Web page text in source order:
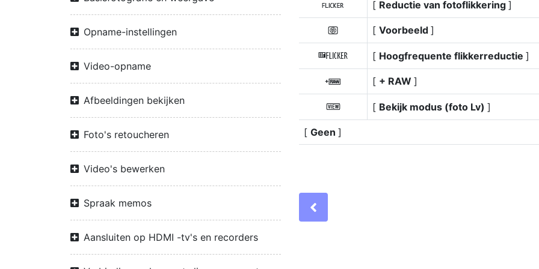
Opname-instellingen
Video-opname
Afbeeldingen bekijken
Foto's retoucheren
Video's bewerken
Spraak memos
Aansluiten op HDMI -tv's en recorders
a [ Reductie van fotoflikkering ]
q [ Voorbeeld ]
E [ Hoogfrequente flikkerreductie ]
4 [ + RAW ]
m [ Bekijk modus (foto Lv) ]
[ Geen ]